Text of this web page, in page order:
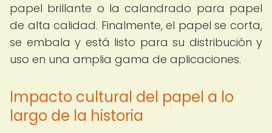
papel brillante o la calandrado para papel
de alta calidad. Finalmente, el papel se corta,
se embala y está listo para su distribución y
uso en una amplia gama de aplicaciones.
Impacto cultural del papel a lo
largo de la historia